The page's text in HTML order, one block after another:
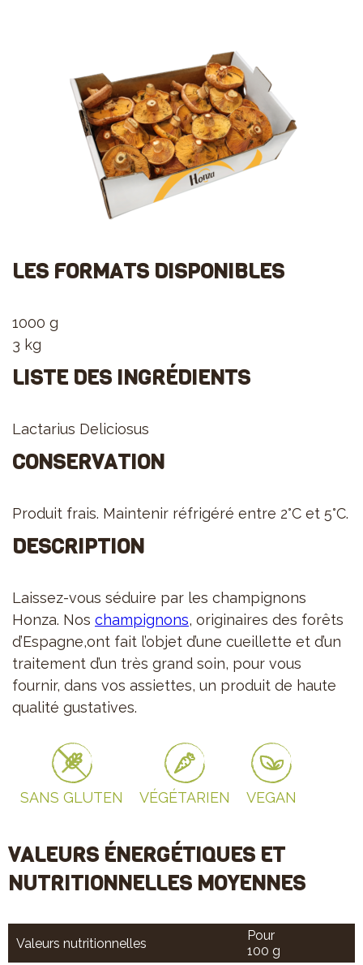
LES FORMATS DISPONIBLES
1000 g
3 kg
LISTE DES INGRÉDIENTS
Lactarius Deliciosus
CONSERVATION
Produit frais. Maintenir réfrigéré entre 2°C et 5°C.
DESCRIPTION
Laissez-vous séduire par les champignons
Honza. Nos champignons, originaires des forêts
d’Espagne,ont fait l’objet d’une cueillette et d’un
traitement d’un très grand soin, pour vous
fournir, dans vos assiettes, un produit de haute
qualité gustatives.
SANS GLUTEN VÉGÉTARIEN VEGAN
VALEURS ÉNERGÉTIQUES ET
NUTRITIONNELLES MOYENNES
Valeurs nutritionnelles
Pour
100 g